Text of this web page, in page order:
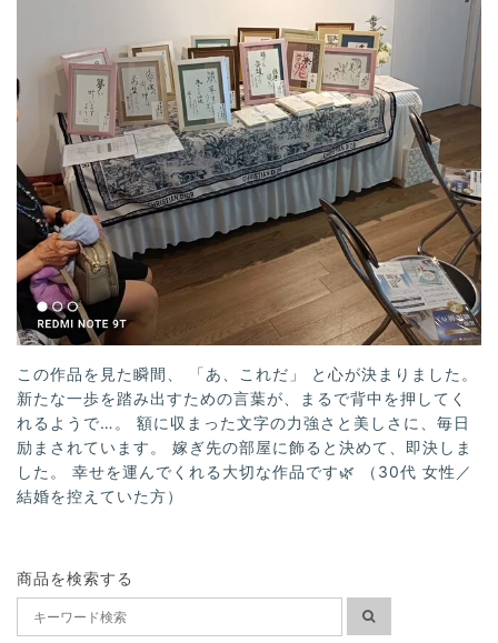
この作品を見た瞬間、 「あ、これだ」 と心が決まりました。
新たな一歩を踏み出すための言葉が、まるで背中を押してく
れるようで…。 額に収まった文字の力強さと美しさに、毎日
励まされています。 嫁ぎ先の部屋に飾ると決めて、即決しま
した。 幸せを運んでくれる大切な作品です🌿 （30代 女性／
結婚を控えていた方）
商品を検索する